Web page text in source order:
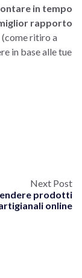
in tempo
rapporto
(come ritiro a
in base alle tue
Next Post
prodotti
online